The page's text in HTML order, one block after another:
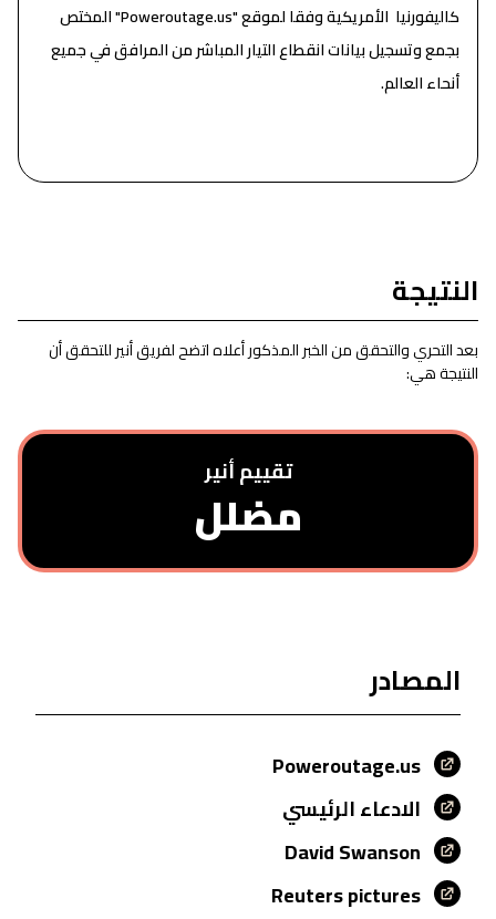
كاليفورنيا الأمريكية وفقا لموقع "Poweroutage.us" المختص
بجمع وتسجيل بيانات انقطاع التيار المباشر من المرافق في جميع
أنحاء العالم.
النتيجة
بعد التحري والتحقق من الخبر المذكور أعلاه اتضح لفريق أنير للتحقق أن
النتيجة هي:
تقييم أنیر
مضلل
المصادر
Poweroutage.us
الادعاء الرئيسي
David Swanson
Reuters pictures